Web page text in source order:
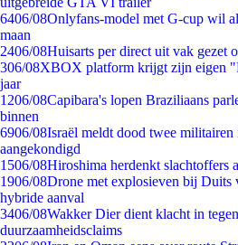
6406/08Onlyfans-model met G-cup wil
maan
2406/08Huisarts per direct uit vak gezet
306/08XBOX platform krijgt zijn eigen
jaar
1206/08Capibara's lopen Braziliaans
binnen
6906/08Israël meldt dood twee
aangekondigd
1506/08Hiroshima herdenkt slachtoffers
1906/08Drone met explosieven bij Duits
hybride aanval
3406/08Wakker Dier dient klacht in
duurzaamheidsclaims